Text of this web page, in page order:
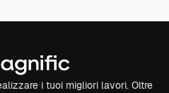
i tuoi migliori lavori. Oltre